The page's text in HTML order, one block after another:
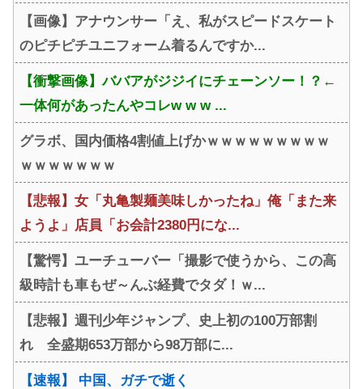
【画像】アナウンサー「え、私がスピードスケート
のピチピチユニフォーム着るんですか...
【衝撃画像】ババアがジジイにチェーンソー！？←
一体何があったんやコレw w w ...
グラボ、国内価格4割値上げかｗｗｗｗｗｗｗｗｗ
ｗｗｗｗｗｗｗ
【悲報】女「丸亀製麺美味しかったね」俺「また来
ようよ」店員「お会計2380円にな...
【驚愕】ユーチューバー「撮影で使うから、この高
級時計も車もぜ～んぶ経費でタダ！ｗ...
【悲報】週刊少年ジャンプ、史上初の100万部割
れ 全盛期653万部から98万部に...
【速報】 中国、ガチで逝く